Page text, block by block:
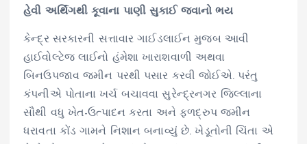
હેવી અર્થિંગથી કૂવાના પાણી સુકાઈ જવાનો ભય
કેન્દ્ર સરકારની સત્તાવાર ગાઈડલાઈન મુજબ આવી
હાઈવોલ્ટેજ લાઈનો હંમેશા ખારાશવાળી અથવા
બિનઉપજાવ જમીન પરથી પસાર કરવી જોઈએ. પરંતુ
કંપનીએ પોતાના ખર્ચ બચાવવા સુરેન્દ્રનગર જિલ્લાના
સૌથી વધુ ખેત-ઉત્પાદન કરતા અને ફળદ્રુપ જમીન
ધરાવતા કોંડ ગામને નિશાન બનાવ્યું છે. ખેડૂતોની ચિંતા એ